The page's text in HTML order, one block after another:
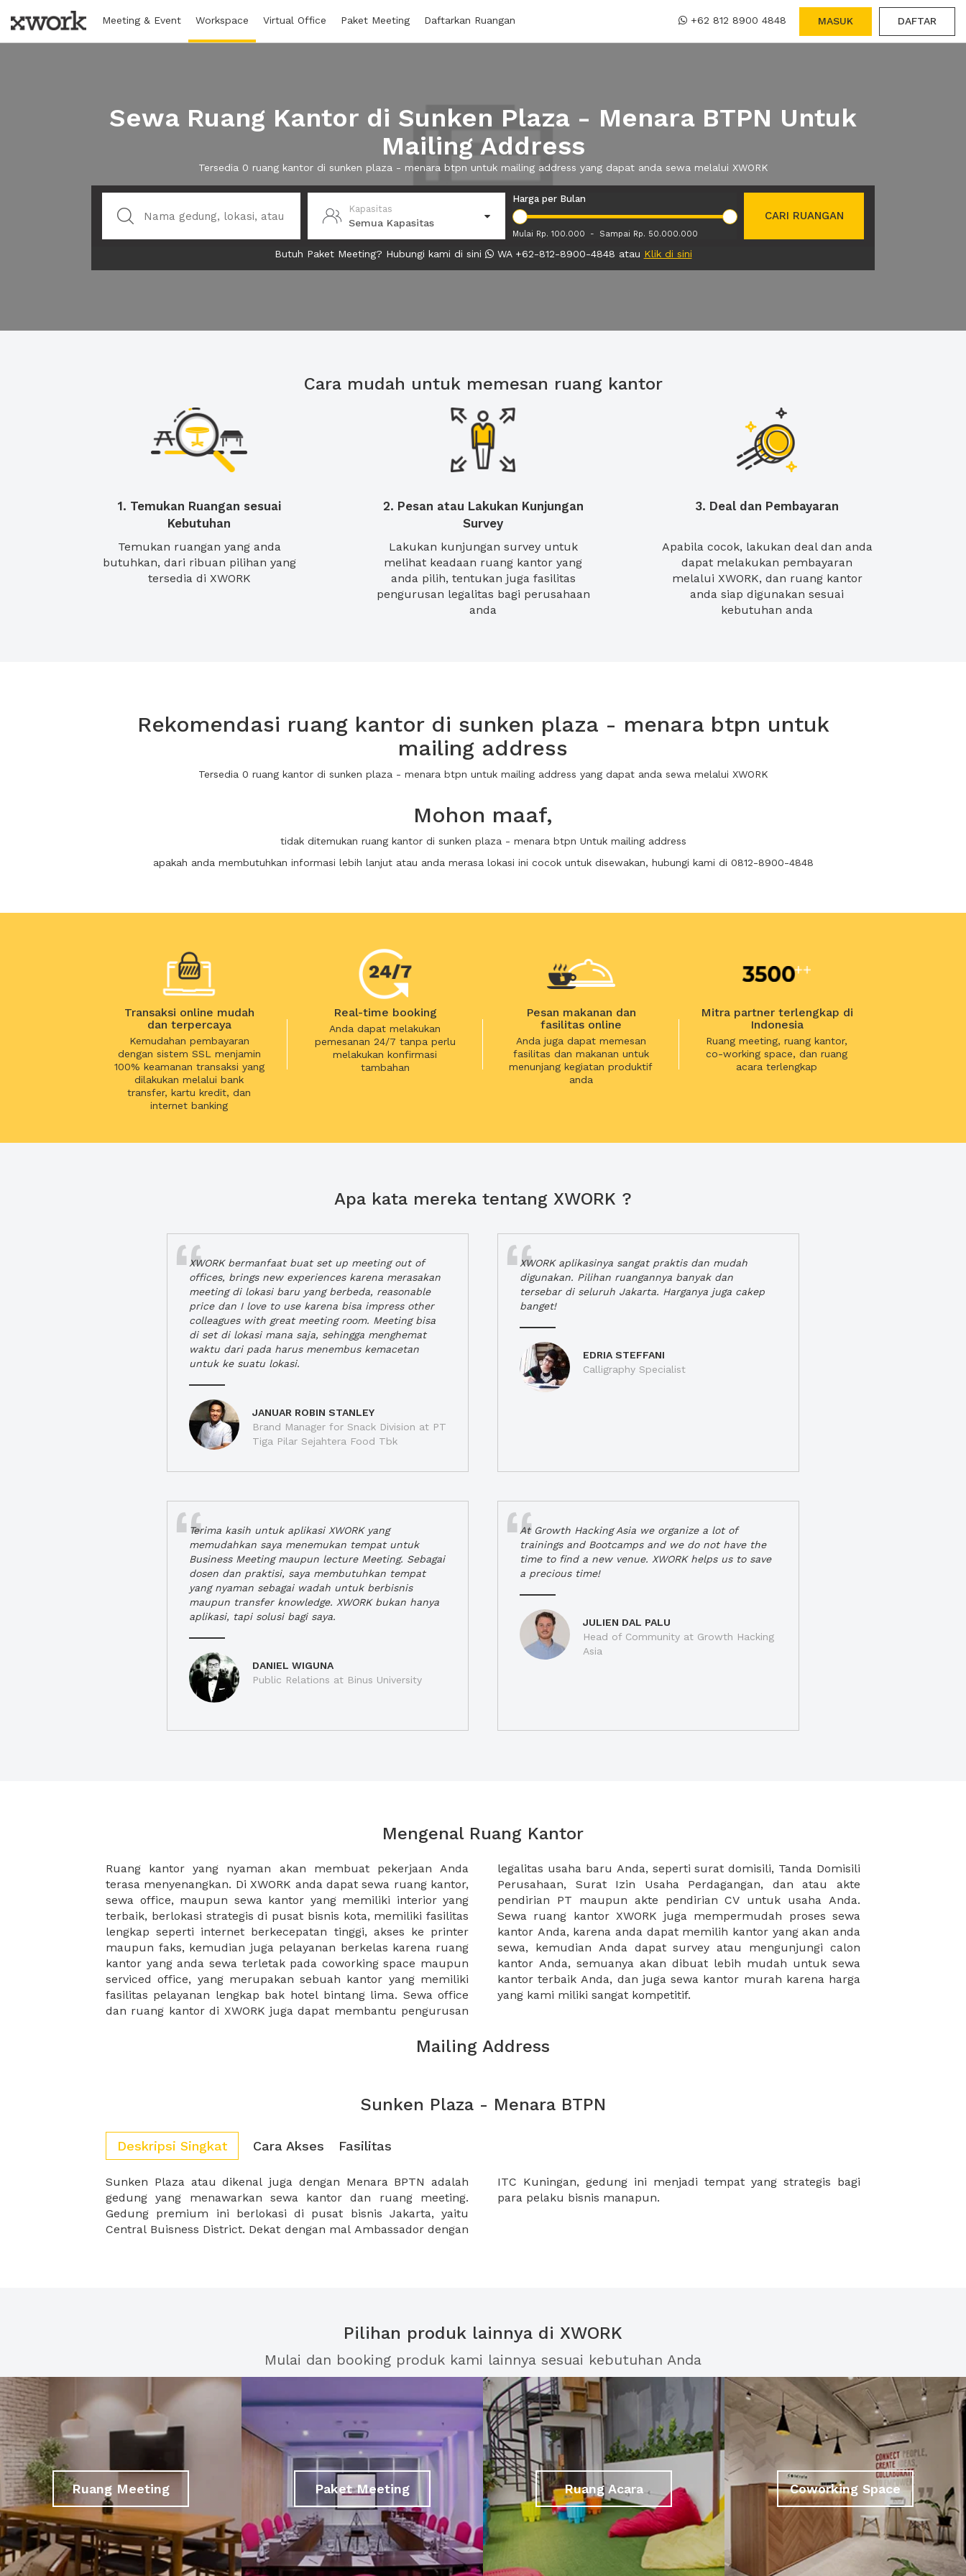
Meeting & Event Workspace Virtual Office Paket Meeting Daftarkan Ruangan +62 812 8900 4848 MASUK DAFTAR
Sewa Ruang Kantor di Sunken Plaza - Menara BTPN Untuk
Mailing Address
Tersedia 0 ruang kantor di sunken plaza - menara btpn untuk mailing address yang dapat anda sewa melalui XWORK
Kapasitas
Semua Kapasitas
Harga per Bulan
Mulai Rp. 100.000 - Sampai Rp. 50.000.000
CARI RUANGAN
Butuh Paket Meeting? Hubungi kami di sini WA +62-812-8900-4848 atau Klik di sini
Cara mudah untuk memesan ruang kantor
1. Temukan Ruangan sesuai
Kebutuhan
Temukan ruangan yang anda
butuhkan, dari ribuan pilihan yang
tersedia di XWORK
2. Pesan atau Lakukan Kunjungan
Survey
Lakukan kunjungan survey untuk
melihat keadaan ruang kantor yang
anda pilih, tentukan juga fasilitas
pengurusan legalitas bagi perusahaan
anda
3. Deal dan Pembayaran
Apabila cocok, lakukan deal dan anda
dapat melakukan pembayaran
melalui XWORK, dan ruang kantor
anda siap digunakan sesuai
kebutuhan anda
Rekomendasi ruang kantor di sunken plaza - menara btpn untuk
mailing address
Tersedia 0 ruang kantor di sunken plaza - menara btpn untuk mailing address yang dapat anda sewa melalui XWORK
Mohon maaf,
tidak ditemukan ruang kantor di sunken plaza - menara btpn Untuk mailing address
apakah anda membutuhkan informasi lebih lanjut atau anda merasa lokasi ini cocok untuk disewakan, hubungi kami di 0812-8900-4848
Transaksi online mudah
dan terpercaya
Kemudahan pembayaran
dengan sistem SSL menjamin
100% keamanan transaksi yang
dilakukan melalui bank
transfer, kartu kredit, dan
internet banking
Real-time booking
Anda dapat melakukan
pemesanan 24/7 tanpa perlu
melakukan konfirmasi
tambahan
Pesan makanan dan
fasilitas online
Anda juga dapat memesan
fasilitas dan makanan untuk
menunjang kegiatan produktif
anda
Mitra partner terlengkap di
Indonesia
Ruang meeting, ruang kantor,
co-working space, dan ruang
acara terlengkap
Apa kata mereka tentang XWORK ?
XWORK bermanfaat buat set up meeting out of
offices, brings new experiences karena merasakan
meeting di lokasi baru yang berbeda, reasonable
price dan I love to use karena bisa impress other
colleagues with great meeting room. Meeting bisa
di set di lokasi mana saja, sehingga menghemat
waktu dari pada harus menembus kemacetan
untuk ke suatu lokasi.
JANUAR ROBIN STANLEY
Brand Manager for Snack Division at PT
Tiga Pilar Sejahtera Food Tbk
XWORK aplikasinya sangat praktis dan mudah
digunakan. Pilihan ruangannya banyak dan
tersebar di seluruh Jakarta. Harganya juga cakep
banget!
EDRIA STEFFANI
Calligraphy Specialist
Terima kasih untuk aplikasi XWORK yang
memudahkan saya menemukan tempat untuk
Business Meeting maupun lecture Meeting. Sebagai
dosen dan praktisi, saya membutuhkan tempat
yang nyaman sebagai wadah untuk berbisnis
maupun transfer knowledge. XWORK bukan hanya
aplikasi, tapi solusi bagi saya.
DANIEL WIGUNA
Public Relations at Binus University
At Growth Hacking Asia we organize a lot of
trainings and Bootcamps and we do not have the
time to find a new venue. XWORK helps us to save
a precious time!
JULIEN DAL PALU
Head of Community at Growth Hacking
Asia
Mengenal Ruang Kantor
Ruang kantor yang nyaman akan membuat pekerjaan Anda
terasa menyenangkan. Di XWORK anda dapat sewa ruang kantor,
sewa office, maupun sewa kantor yang memiliki interior yang
terbaik, berlokasi strategis di pusat bisnis kota, memiliki fasilitas
lengkap seperti internet berkecepatan tinggi, akses ke printer
maupun faks, kemudian juga pelayanan berkelas karena ruang
kantor yang anda sewa terletak pada coworking space maupun
serviced office, yang merupakan sebuah kantor yang memiliki
fasilitas pelayanan lengkap bak hotel bintang lima. Sewa office
dan ruang kantor di XWORK juga dapat membantu pengurusan
legalitas usaha baru Anda, seperti surat domisili, Tanda Domisili
Perusahaan, Surat Izin Usaha Perdagangan, dan atau akte
pendirian PT maupun akte pendirian CV untuk usaha Anda.
Sewa ruang kantor XWORK juga mempermudah proses sewa
kantor Anda, karena anda dapat memilih kantor yang akan anda
sewa, kemudian Anda dapat survey atau mengunjungi calon
kantor Anda, semuanya akan dibuat lebih mudah untuk sewa
kantor terbaik Anda, dan juga sewa kantor murah karena harga
yang kami miliki sangat kompetitif.
Mailing Address
Sunken Plaza - Menara BTPN
Deskripsi Singkat Cara Akses Fasilitas
Sunken Plaza atau dikenal juga dengan Menara BPTN adalah
gedung yang menawarkan sewa kantor dan ruang meeting.
Gedung premium ini berlokasi di pusat bisnis Jakarta, yaitu
Central Buisness District. Dekat dengan mal Ambassador dengan
ITC Kuningan, gedung ini menjadi tempat yang strategis bagi
para pelaku bisnis manapun.
Pilihan produk lainnya di XWORK
Mulai dan booking produk kami lainnya sesuai kebutuhan Anda
Ruang Meeting Paket Meeting Ruang Acara Coworking Space